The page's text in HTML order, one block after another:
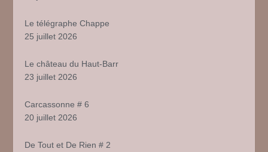
Le télégraphe Chappe
25 juillet 2026
Le château du Haut-Barr
23 juillet 2026
Carcassonne # 6
20 juillet 2026
De Tout et De Rien # 2